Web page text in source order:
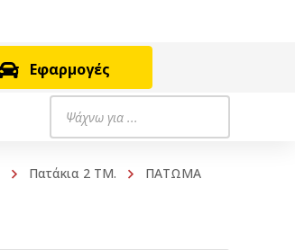
Εφαρμογές
Products
search
Πατάκια 2 ΤΜ.
ΠΑΤΩΜΑ